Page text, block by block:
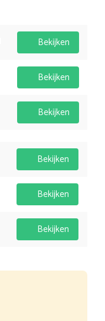
Bekijken
Bekijken
Bekijken
Bekijken
Bekijken
Bekijken